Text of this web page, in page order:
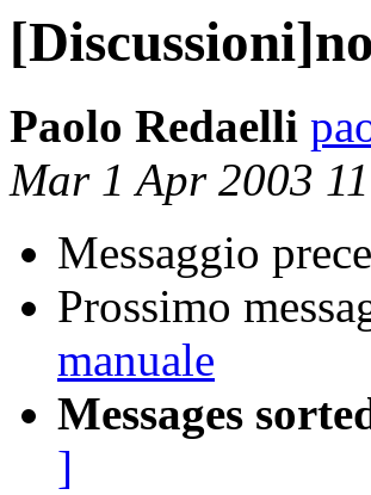
Paolo Redaelli
Mar 1 Apr 2003
Messaggio
Prossimo
manuale
Messages
]